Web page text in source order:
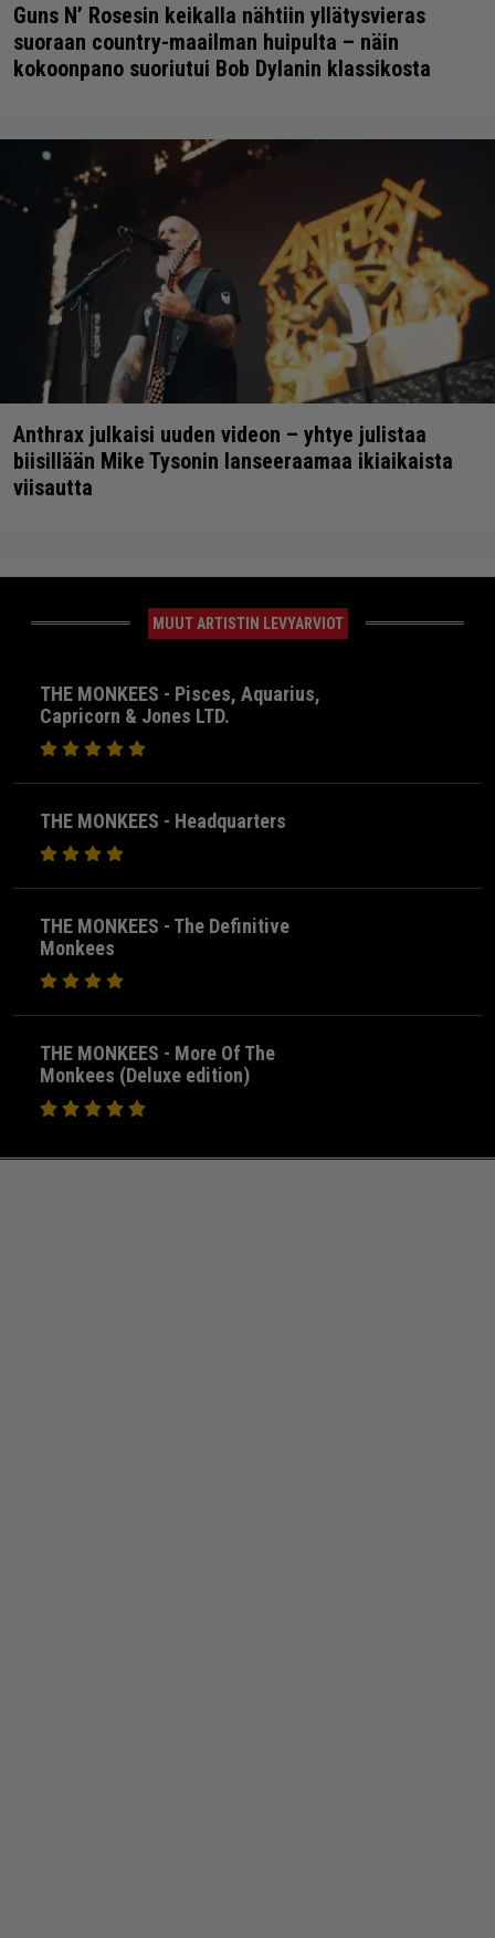
Guns N’ Rosesin keikalla nähtiin yllätysvieras
suoraan country-maailman huipulta – näin
kokoonpano suoriutui Bob Dylanin klassikosta
Anthrax julkaisi uuden videon – yhtye julistaa
biisillään Mike Tysonin lanseeraamaa ikiaikaista
viisautta
MUUT ARTISTIN LEVYARVIOT
THE MONKEES - Pisces, Aquarius,
Capricorn & Jones LTD.
THE MONKEES - Headquarters
THE MONKEES - The Definitive
Monkees
THE MONKEES - More Of The
Monkees (Deluxe edition)